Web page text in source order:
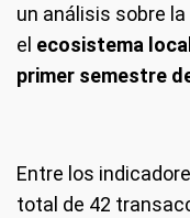
un análisis sobre
el ecosistema
primer semestre
Entre los
total de 42